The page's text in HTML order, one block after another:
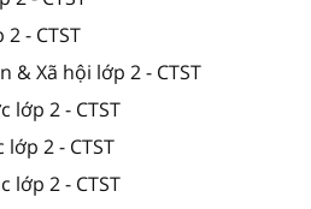
- CTST
& Xã hội lớp 2 - CTST
lớp 2 - CTST
2 - CTST
lớp 2 - CTST